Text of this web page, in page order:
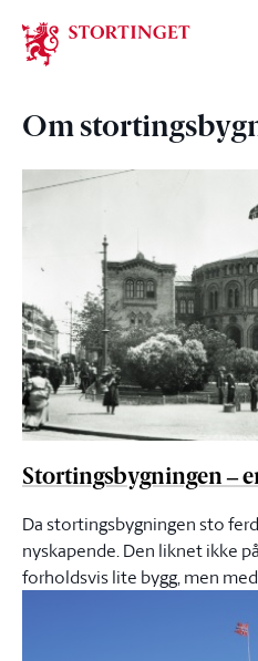
Stortinget.no
Om
Stortingsbygningen ‒
Da stortingsbygningen sto
nyskapende. Den liknet ikke
forholdsvis lite bygg, men